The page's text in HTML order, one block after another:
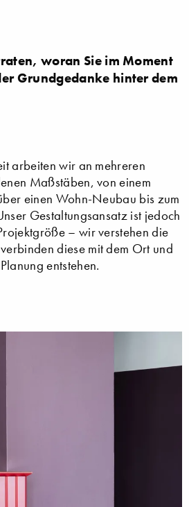
woran Sie im Moment
Grundgedanke hinter dem
arbeiten wir an mehreren
Maßstäben, von einem
einen Wohn-Neubau bis zum
Gestaltungsansatz ist jedoch
– wir verstehen die
diese mit dem Ort und
entstehen.